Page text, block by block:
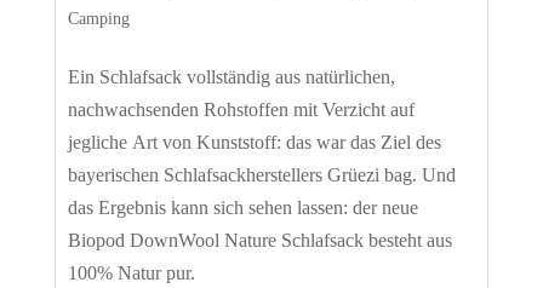
Camping
Ein Schlafsack vollständig aus natürlichen,
nachwachsenden Rohstoffen mit Verzicht auf
jegliche Art von Kunststoff: das war das Ziel des
bayerischen Schlafsackherstellers Grüezi bag. Und
das Ergebnis kann sich sehen lassen: der neue
Biopod DownWool Nature Schlafsack besteht aus
100% Natur pur.